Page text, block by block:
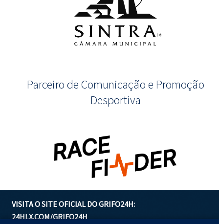
Parceiro de Comunicação e Promoção
Desportiva
VISITA O SITE OFICIAL DO GRIFO24H:
24HLX.COM/GRIFO24H